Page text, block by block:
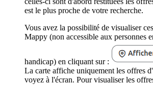
est le plus proche de votre recherche.
Vous avez la possibilité de visualiser
Mappy (non accessible aux personnes
handicap) en cliquant sur :
La carte affiche uniquement les offres
voyez à l'écran. Pour visualiser les